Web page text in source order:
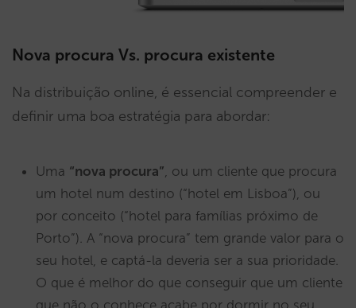
Nova procura Vs. procura existente
Na distribuição online, é essencial compreender e
definir uma boa estratégia para abordar:
Uma “nova procura” , ou um cliente que procura
um hotel num destino (“hotel em Lisboa”), ou
por conceito (“hotel para famílias próximo de
Porto”). A “nova procura” tem grande valor para o
seu hotel, e captá-la deveria ser a sua prioridade.
O que é melhor do que conseguir que um cliente
que não o conhece acabe por dormir no seu